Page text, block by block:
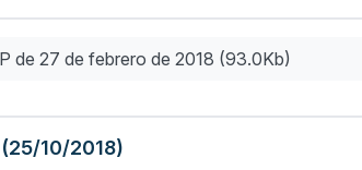
de 27 de febrero de 2018 (93.0Kb)
10/2018)